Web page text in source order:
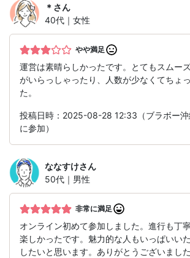
＊ さん
40代｜女性
やや満足
運営は素晴らしかったです。とてもスムー
がいらっしゃったり、人数が少なくてちょ
た。
投稿日時：2025-08-28 12:33（ブラボー沖
に参加）
ななすけさん
50代｜男性
非常に満足
オンライン初めて参加しました。進行も丁
楽しかったです。魅力的な人もいっぱいい
したいと思います。ありがとうございました